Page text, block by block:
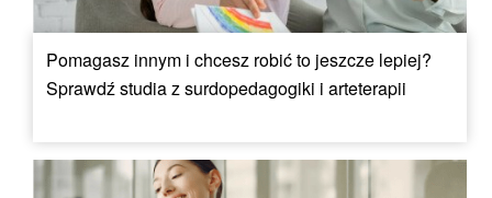
Pomagasz innym i chcesz robić to jeszcze lepiej?
Sprawdź studia z surdopedagogiki i arteterapii